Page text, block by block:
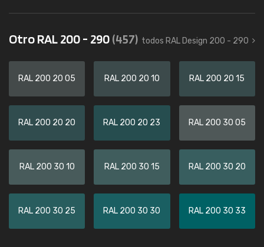
Otro RAL 200 - 290(457) todos RAL Design 200 - 290
RAL 200 20 05 RAL 200 20 10 RAL 200 20 15
RAL 200 20 20 RAL 200 20 23 RAL 200 30 05
RAL 200 30 10 RAL 200 30 15 RAL 200 30 20
RAL 200 30 25 RAL 200 30 30 RAL 200 30 33